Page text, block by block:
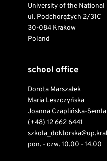
University of the
ul. Podchorążych 2/31C
30-084 Krakow
Poland
school office
Dorota Marszałek
Maria Leszczyńska
Joanna Czaplińska-Semla
(+48) 12 662 6441
pon. - czw. 10.00 - 14.00